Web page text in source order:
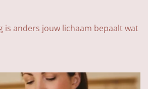
is anders jouw lichaam bepaalt wat